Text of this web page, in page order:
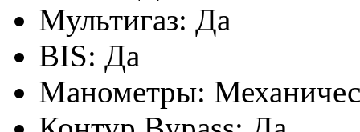
Мультигаз: Да
BIS: Да
Манометры: